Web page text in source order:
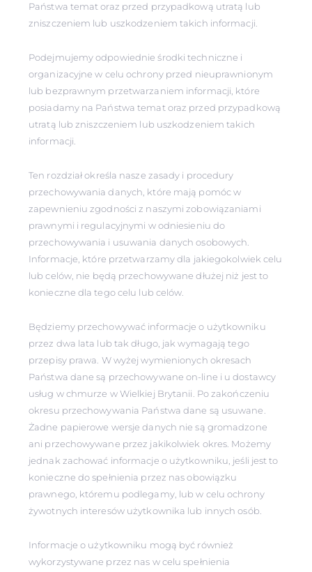
Państwa temat oraz przed przypadkową utratą lub
zniszczeniem lub uszkodzeniem takich informacji.
Podejmujemy odpowiednie środki techniczne i
organizacyjne w celu ochrony przed nieuprawnionym
lub bezprawnym przetwarzaniem informacji, które
posiadamy na Państwa temat oraz przed przypadkową
utratą lub zniszczeniem lub uszkodzeniem takich
informacji.
Ten rozdział określa nasze zasady i procedury
przechowywania danych, które mają pomóc w
zapewnieniu zgodności z naszymi zobowiązaniami
prawnymi i regulacyjnymi w odniesieniu do
przechowywania i usuwania danych osobowych.
Informacje, które przetwarzamy dla jakiegokolwiek celu
lub celów, nie będą przechowywane dłużej niż jest to
konieczne dla tego celu lub celów.
Będziemy przechowywać informacje o użytkowniku
przez dwa lata lub tak długo, jak wymagają tego
przepisy prawa. W wyżej wymienionych okresach
Państwa dane są przechowywane on-line i u dostawcy
usług w chmurze w Wielkiej Brytanii. Po zakończeniu
okresu przechowywania Państwa dane są usuwane.
Żadne papierowe wersje danych nie są gromadzone
ani przechowywane przez jakikolwiek okres. Możemy
jednak zachować informacje o użytkowniku, jeśli jest to
konieczne do spełnienia przez nas obowiązku
prawnego, któremu podlegamy, lub w celu ochrony
żywotnych interesów użytkownika lub innych osób.
Informacje o użytkowniku mogą być również
wykorzystywane przez nas w celu spełnienia